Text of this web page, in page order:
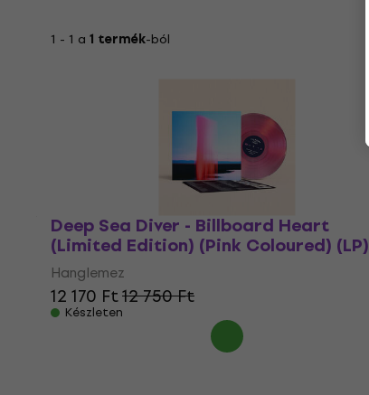
1 - 1 a 1 termék-ból
Deep Sea Diver - Billboard Heart
(Limited Edition) (Pink Coloured) (LP)
Hanglemez
12 170 Ft12 750 Ft
Készleten